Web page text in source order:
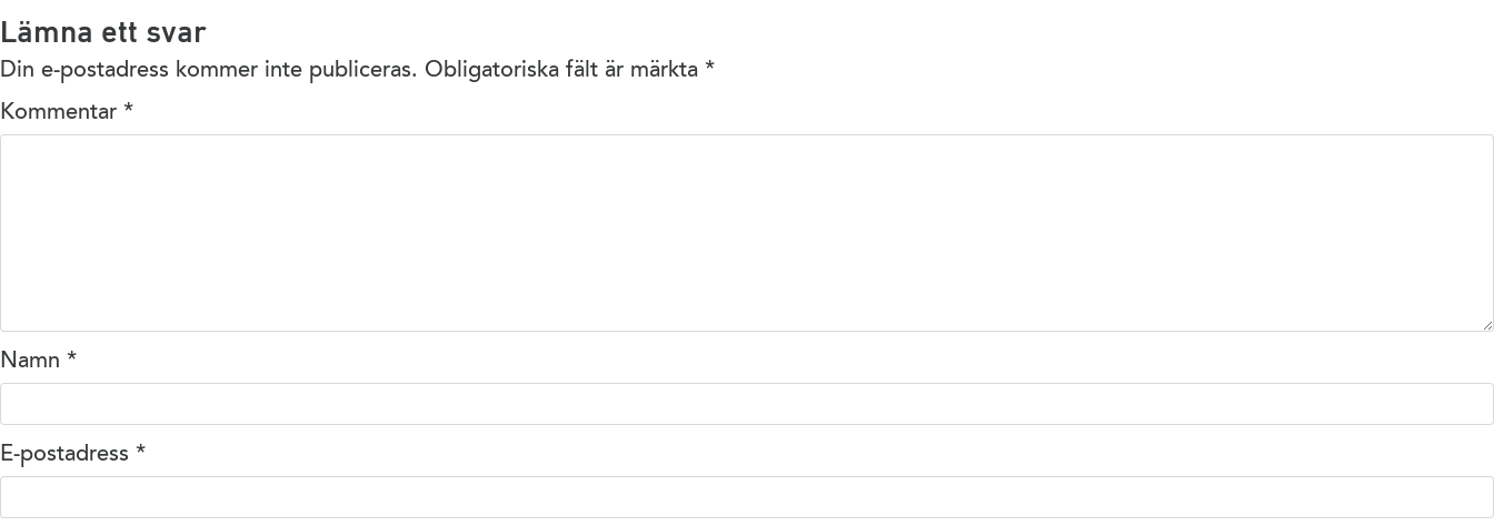
Lämna ett svar
Din e-postadress kommer inte publiceras. Obligatoriska fält är märkta *
Kommentar *
Namn *
E-postadress *